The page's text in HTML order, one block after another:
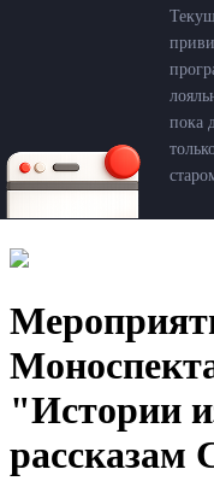
пока
"Истории
рассказам